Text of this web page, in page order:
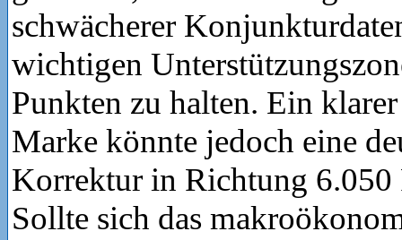
schwächerer
wichtigen
Punkten zu halten. Ein
Marke könnte jedoch eine
Korrektur in Richtung 6.050
Sollte sich das